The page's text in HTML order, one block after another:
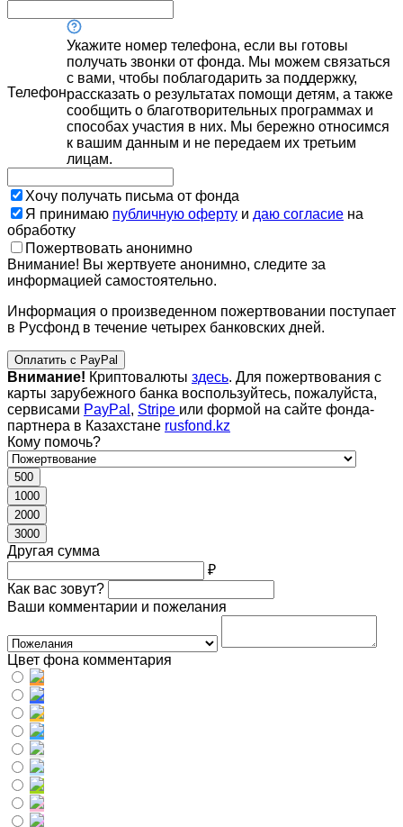
Телефон
Укажите номер телефона, если вы готовы
получать звонки от фонда. Мы можем связаться
с вами, чтобы поблагодарить за поддержку,
рассказать о результатах помощи детям, а также
сообщить о благотворительных программах и
способах участия в них. Мы бережно относимся
к вашим данным и не передаем их третьим
лицам.
Хочу получать письма от фонда
Я принимаю публичную оферту и даю согласие на
обработку
Пожертвовать анонимно
Внимание! Вы жертвуете анонимно, следите за
информацией самостоятельно.
Информация о произведенном пожертвовании поступает
в Русфонд в течение четырех банковских дней.
Оплатить с PayPal
Внимание! Криптовалюты здесь. Для пожертвования с
карты зарубежного банка воспользуйтесь, пожалуйста,
сервисами PayPal , Stripe или формой на сайте фонда-
партнера в Казахстане rusfond.kz
Кому помочь?
500
1000
2000
3000
Другая сумма
₽
Как вас зовут?
Ваши комментарии и пожелания
Цвет фона комментария